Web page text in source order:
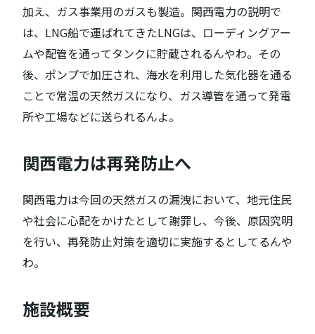
加え、ガス事業用のガスも製造。関西電力の説明で
は、LNG船で運ばれてきたLNGは、ローディングアー
ムや配管を通ってタンクに貯蔵されるんやわ。その
後、ポンプで加圧され、海水を利用した気化器を通る
ことで常温の天然ガスになり、ガス導管を通って発電
所や工場などに送られるんよ。
関西電力は再発防止へ
関西電力は今回の天然ガスの漏洩において、地元住民
や社会に心配をかけたとして謝罪し、今後、原因究明
を行い、再発防止対策を適切に実施するとしてるんや
わ。
施設概要